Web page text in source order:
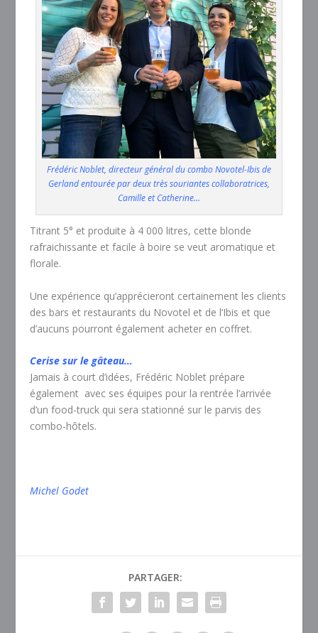
Frédéric Noblet, directeur général du combo Novotel-Ibis de
Gerland entourée par deux très souriantes collaboratrices,
Camille et Catherine…
Titrant 5° et produite à 4 000 litres, cette blonde
rafraichissante et facile à boire se veut aromatique et
florale.
Une expérience qu’apprécieront certainement les clients
des bars et restaurants du Novotel et de l’Ibis et que
d’aucuns pourront également acheter en coffret.
Cerise sur le gâteau…
Jamais à court d’idées, Frédéric Noblet prépare
également avec ses équipes pour la rentrée l’arrivée
d’un food-truck qui sera stationné sur le parvis des
combo-hôtels.
Michel Godet
PARTAGER: